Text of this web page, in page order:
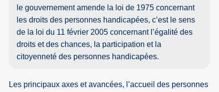
le gouvernement amende la loi de 1975 concernant
les droits des personnes handicapées, c’est le sens
de la loi du 11 février 2005 concernant l’égalité des
droits et des chances, la participation et la
citoyenneté des personnes handicapées.
Les principaux axes et avancées, l’accueil des personnes